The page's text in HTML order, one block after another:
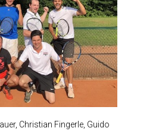
Christian Fingerle, Guido